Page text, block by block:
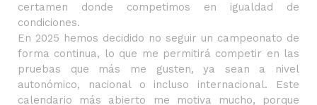
certamen donde competimos en igualdad de
condiciones.
En 2025 hemos decidido no seguir un campeonato de
forma continua, lo que me permitirá competir en las
pruebas que más me gusten, ya sean a nivel
autonómico, nacional o incluso internacional. Este
calendario más abierto me motiva mucho, porque